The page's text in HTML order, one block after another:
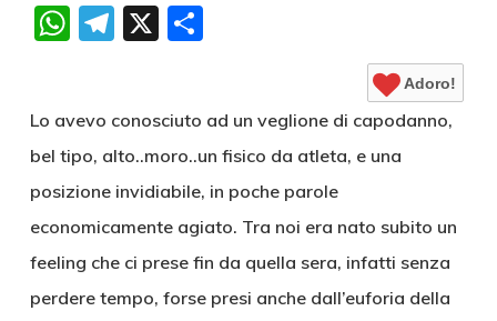
WhatsApp
Telegram
X Condividi
Adoro!
Lo avevo conosciuto ad un veglione di capodanno,
bel tipo, alto..moro..un fisico da atleta, e una
posizione invidiabile, in poche parole
economicamente agiato. Tra noi era nato subito un
feeling che ci prese fin da quella sera, infatti senza
perdere tempo, forse presi anche dall’euforia della